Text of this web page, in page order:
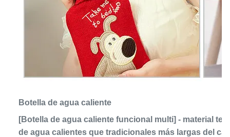
Botella de agua caliente
[Botella de agua caliente funcional multi] - material
de agua calientes que tradicionales más largas del